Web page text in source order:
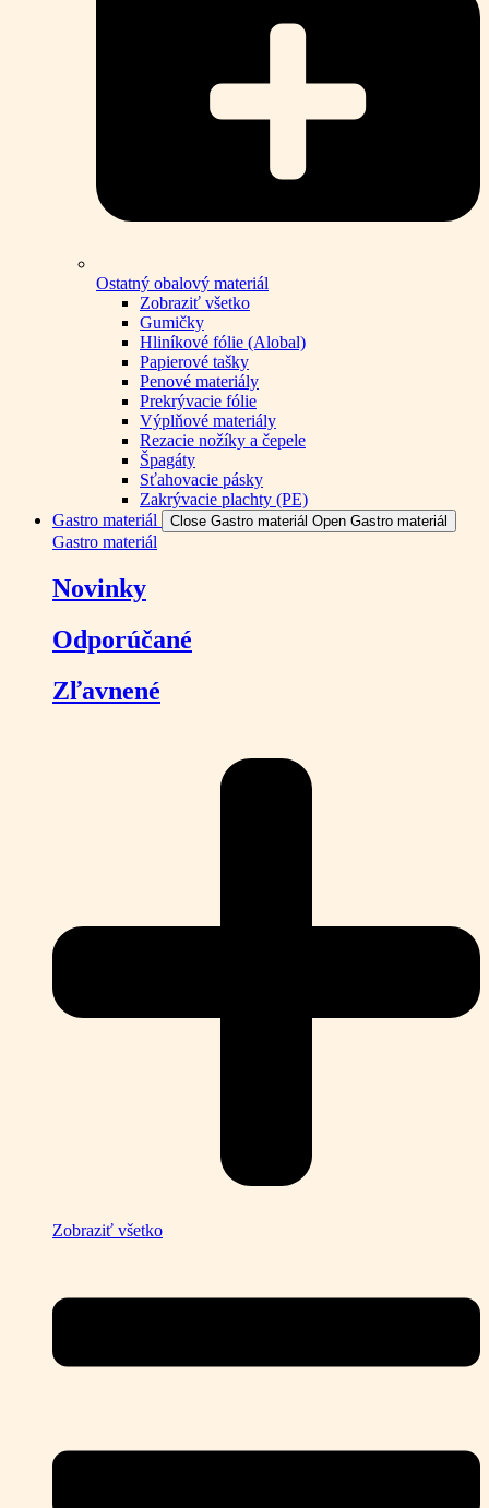
Ostatný obalový materiál
Zobraziť všetko
Gumičky
Hliníkové fólie (Alobal)
Papierové tašky
Penové materiály
Prekrývacie fólie
Výplňové materiály
Rezacie nožíky a čepele
Špagáty
Sťahovacie pásky
Zakrývacie plachty (PE)
Gastro materiál
Close Gastro materiál Open Gastro materiál
Gastro materiál
Novinky
Odporúčané
Zľavnené
Zobraziť všetko